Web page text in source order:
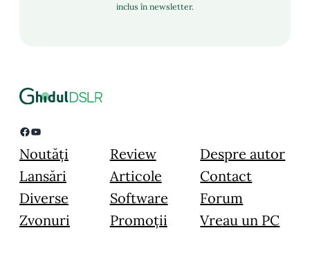
inclus în newsletter.
Facebook YouTube
Noutăți
Lansări
Diverse
Zvonuri
Review
Articole
Software
Promoții
Despre autor
Contact
Forum
Vreau un PC